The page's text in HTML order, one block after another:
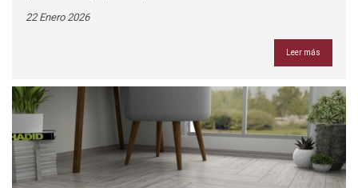
22 Enero 2026
Leer más